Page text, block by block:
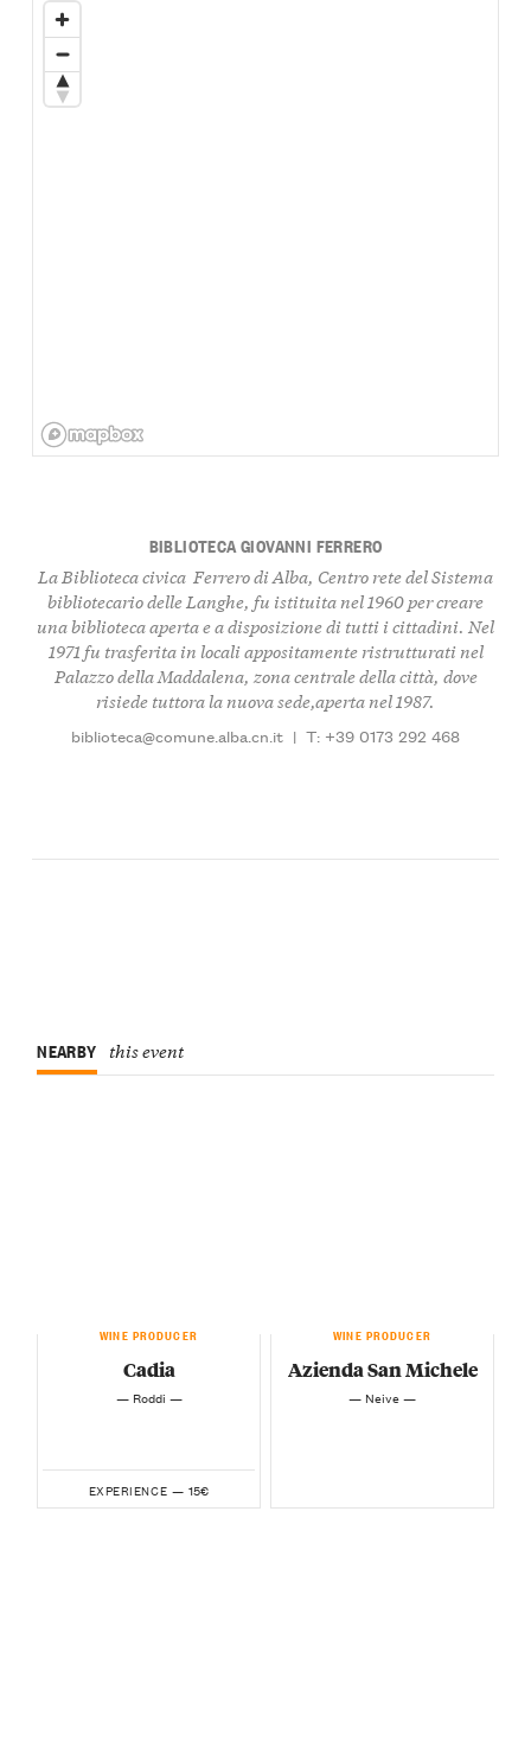
BIBLIOTECA GIOVANNI FERRERO
La Biblioteca civica Ferrero di Alba, Centro rete del Sistema
bibliotecario delle Langhe, fu istituita nel 1960 per creare
una biblioteca aperta e a disposizione di tutti i cittadini. Nel
1971 fu trasferita in locali appositamente ristrutturati nel
Palazzo della Maddalena, zona centrale della città, dove
risiede tuttora la nuova sede,aperta nel 1987.
biblioteca@comune.alba.cn.it | T: +39 0173 292 468
NEARBY this event
WINE PRODUCER
Cadia
— Roddi —
EXPERIENCE — 15€
WINE PRODUCER
Azienda San Michele
— Neive —